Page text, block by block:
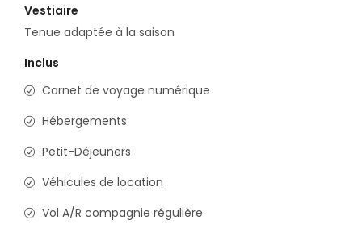
Vestiaire
Tenue adaptée à la saison
Inclus
Carnet de voyage numérique
Hébergements
Petit-Déjeuners
Véhicules de location
Vol A/R compagnie régulière